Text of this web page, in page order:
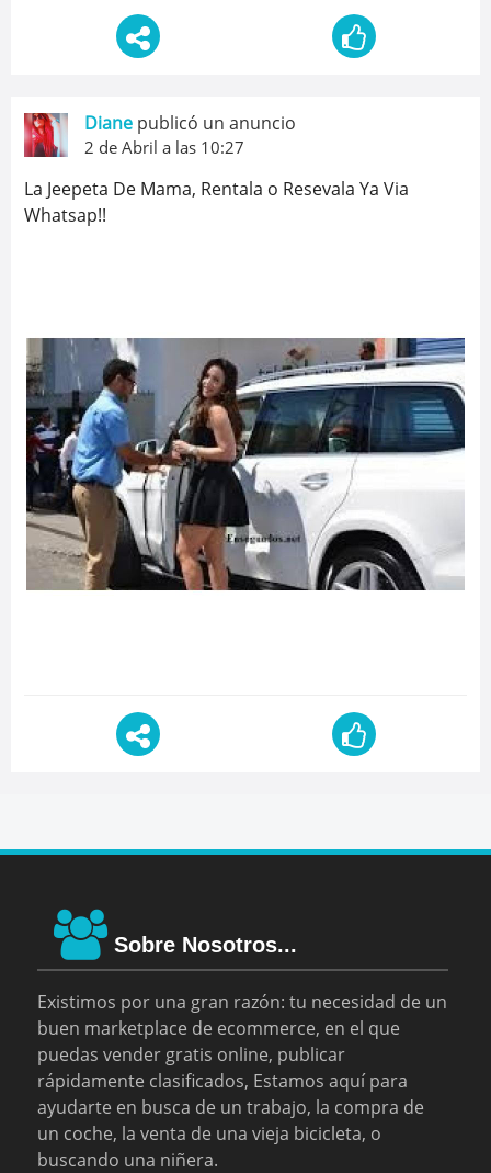
Diane publicó un anuncio
2 de Abril a las 10:27
La Jeepeta De Mama, Rentala o Resevala Ya Via
Whatsap!!
Sobre Nosotros...
Existimos por una gran razón: tu necesidad de un
buen marketplace de ecommerce, en el que
puedas vender gratis online, publicar
rápidamente clasificados, Estamos aquí para
ayudarte en busca de un trabajo, la compra de
un coche, la venta de una vieja bicicleta, o
buscando una niñera.